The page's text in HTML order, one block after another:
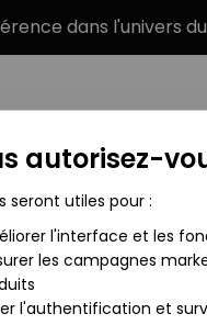
dans l'univers
MARQUES
autorisez-
seront utiles pour :
l'interface et les
les campagnes
l'authentification et